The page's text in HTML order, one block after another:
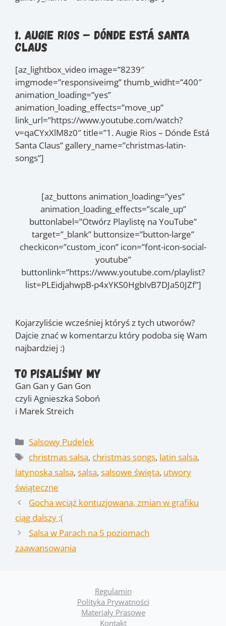
1. Augie Rios – Dónde Está Santa
Claus
[az_lightbox_video image=”8239″
imgmode=”responsiveimg” thumb_widht=”400″
animation_loading=”yes”
animation_loading_effects=”move_up”
link_url=”https://www.youtube.com/watch?
v=qaCYxXlM8z0″ title=”1. Augie Rios – Dónde Está
Santa Claus” gallery_name=”christmas-latin-
songs”]
[az_buttons animation_loading=”yes”
animation_loading_effects=”scale_up”
buttonlabel=”Otwórz Playlistę na YouTube”
target=”_blank” buttonsize=”button-large”
checkicon=”custom_icon” icon=”font-icon-social-
youtube”
buttonlink=”https://www.youtube.com/playlist?
list=PLEidjahwpB-p4xYKS0HgbIvB7DJa50JZf”]
Kojarzyliście wcześniej któryś z tych utworów?
Dajcie znać w komentarzu który podoba się Wam
najbardziej :)
To pisaliśmy my
Gan Gan y Gan Gon
czyli Agnieszka Soboń
i Marek Streich
Kategorie
Salsowy Pudelek
Tagi
christmas salsa, christmas songs, latin salsa,
latynoska salsa, salsa, salsowe święta, utwory
świąteczne
Gocha wciąż kontuzjowana, zmian w grafiku
ciąg dalszy ;(
Salsa w Parach na 5 poziomach
zaawansowania
Regulamin
Polityka Prywatności
Materiały Prasowe
Kontakt